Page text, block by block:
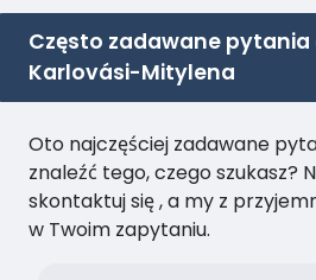
Często zadawane pytania
Karlovási-Mitylena
Oto najczęściej zadawane
znaleźć tego, czego szukasz?
skontaktuj się , a my z
w Twoim zapytaniu.